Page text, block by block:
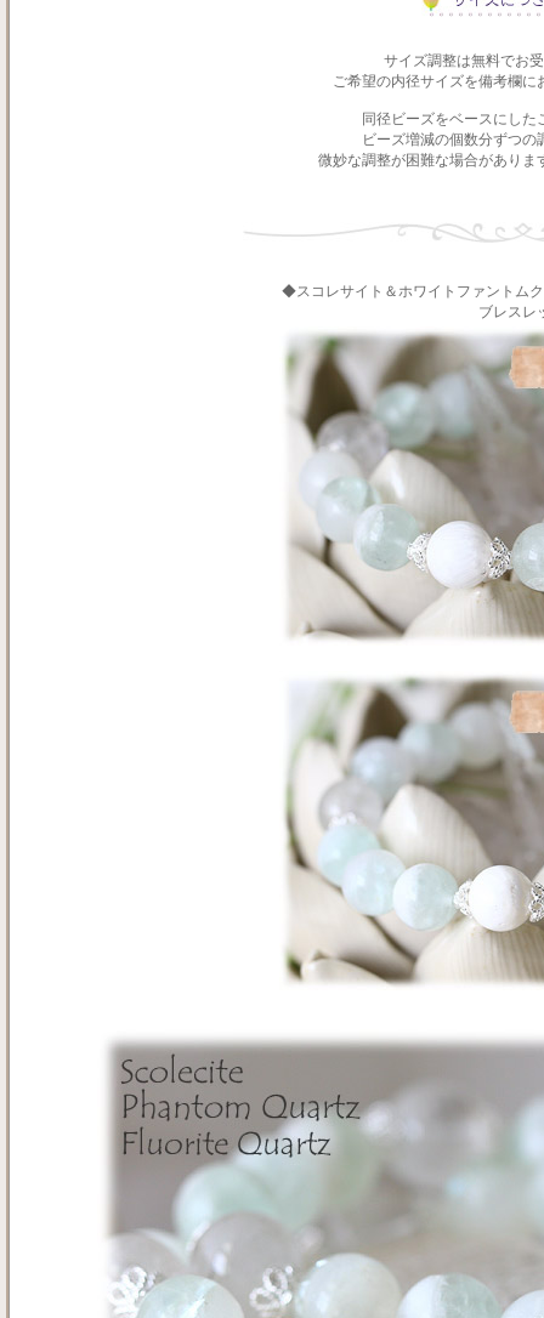
サイズ調整は無料でお
ご希望の内径サイズを備考欄に
同径ビーズをベースにした
ビーズ増減の個数分ずつの
微妙な調整が困難な場合がありま
◆スコレサイト＆ホワイトファントム
ブレスレ